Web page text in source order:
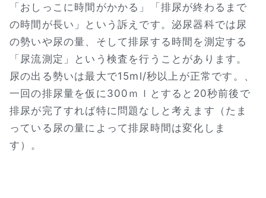
「おしっこに時間がかかる」「排尿が終わるまで
の時間が長い」という訴えです。泌尿器科では尿
の勢いや尿の量、そして排尿する時間を測定する
「尿流測定」という検査を行うことがあります。
尿の出る勢いは最大で15ml/秒以上が正常です。、
一回の排尿量を仮に300ｍｌとすると20秒前後で
排尿が完了すれば特に問題なしと考えます（たま
っている尿の量によって排尿時間は変化しま
す）。